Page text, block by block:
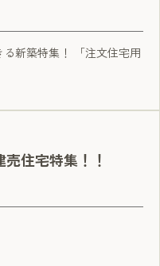
る新築特集！ 「注文住宅用
住宅特集！！